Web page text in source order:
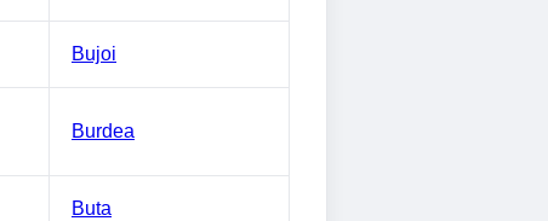
Bujoi
Burdea
Buta